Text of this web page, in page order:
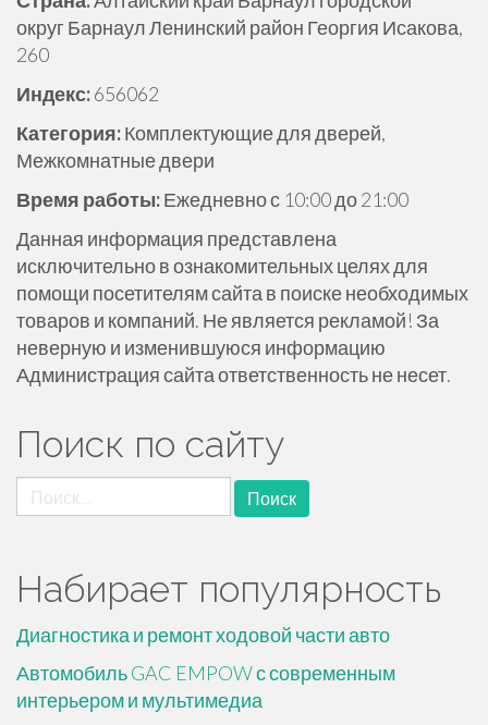
округ Барнаул Ленинский район Георгия Исакова,
260
Индекс:656062
Категория:Комплектующие для дверей,
Межкомнатные двери
Время работы:Ежедневно с 10:00 до 21:00
Данная информация представлена
исключительно в ознакомительных целях для
помощи посетителям сайта в поиске необходимых
товаров и компаний. Не является рекламой! За
неверную и изменившуюся информацию
Администрация сайта ответственность не несет.
Поиск по сайту
Найти:
Набирает популярность
Диагностика и ремонт ходовой части авто
Автомобиль GAC EMPOW с современным
интерьером и мультимедиа